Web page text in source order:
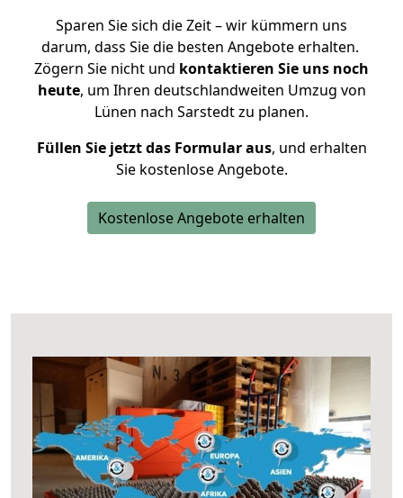
Sparen Sie sich die Zeit – wir kümmern uns
darum, dass Sie die besten Angebote erhalten.
Zögern Sie nicht und kontaktieren Sie uns noch
heute, um Ihren deutschlandweiten Umzug von
Lünen nach Sarstedt zu planen.
Füllen Sie jetzt das Formular aus, und erhalten
Sie kostenlose Angebote.
Kostenlose Angebote erhalten